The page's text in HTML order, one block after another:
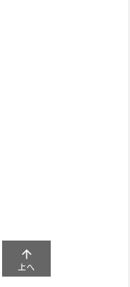

上へ